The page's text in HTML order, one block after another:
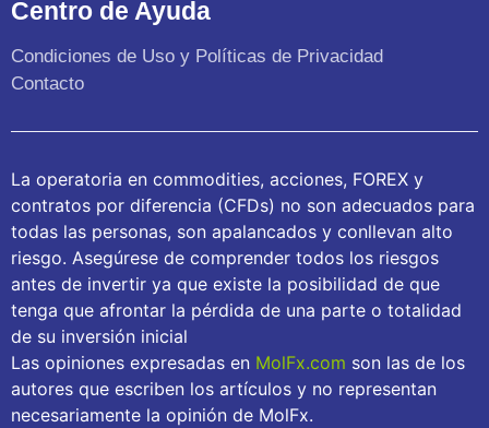
Centro de Ayuda
Condiciones de Uso y Políticas de Privacidad
Contacto
La operatoria en commodities, acciones, FOREX y
contratos por diferencia (CFDs) no son adecuados para
todas las personas, son apalancados y conllevan alto
riesgo. Asegúrese de comprender todos los riesgos
antes de invertir ya que existe la posibilidad de que
tenga que afrontar la pérdida de una parte o totalidad
de su inversión inicial
Las opiniones expresadas en MolFx.com son las de los
autores que escriben los artículos y no representan
necesariamente la opinión de MolFx.